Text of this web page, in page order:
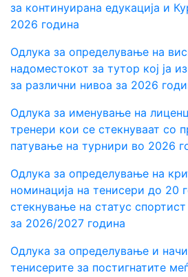
за континуирана едукација и
2026 година
Одлука за определување на
надоместокот за тутор кој ја
за различни нивоа за 2026
Одлука за именување на
тренери кои се стекнуваат со
патување на турнири во 2026
Одлука за определување на
номинација на тенисери до 20
стекнување на статус
за 2026/2027 година
Одлука за определување и
тенисерите за постигнатите